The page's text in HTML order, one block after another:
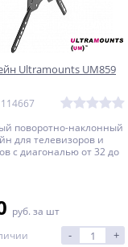
Ultramounts UM859
поворотно-наклонный
для телевизоров и
с диагональю от 32 до
руб. за шт
- +